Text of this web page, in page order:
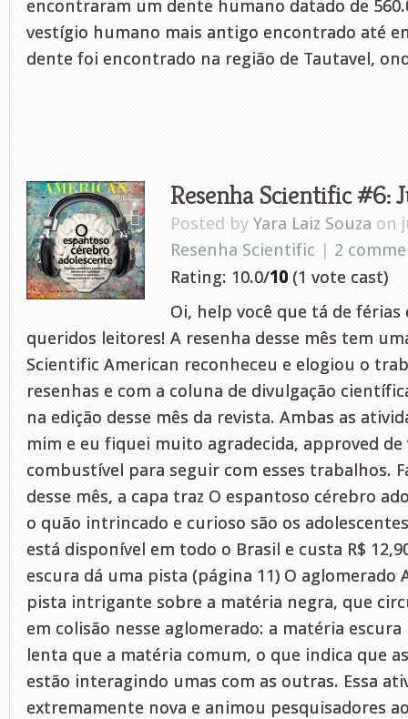
encontraram um dente humano datado de
vestígio humano mais antigo encontrado até
dente foi encontrado na região de Tautavel,
Resenha Scientific #6:
Posted by Yara Laiz Souza on
Resenha Scientific | 2
Rating: 10.0/10 (1 vote cast)
Oi, help você que tá de férias
queridos leitores! A resenha desse mês tem
Scientific American reconheceu e elogiou o
resenhas e com a coluna de divulgação
na edição desse mês da revista. Ambas as
mim e eu fiquei muito agradecida, approved de
combustível para seguir com esses trabalhos.
desse mês, a capa traz O espantoso cérebro
o quão intrincado e curioso são os
está disponível em todo o Brasil e custa R$
escura dá uma pista (página 11) O aglomerado
pista intrigante sobre a matéria negra, que
em colisão nesse aglomerado: a matéria
lenta que a matéria comum, o que indica que
estão interagindo umas com as outras. Essa
extremamente nova e animou pesquisadores